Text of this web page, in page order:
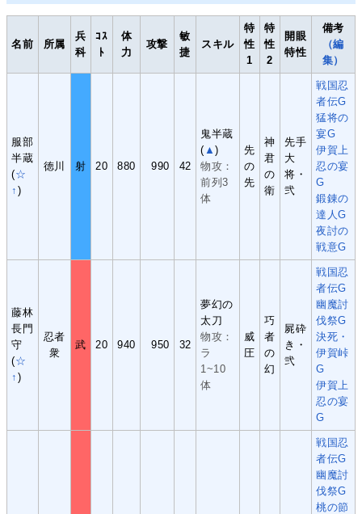
名前 所属
兵
科
ｺｽ
ﾄ
体
力
攻撃
敏
捷
スキル
特
性
1
特
性
2
開眼
特性
備考
（編
集）
服部
半蔵
(☆
↑ )
徳川 射 20 880 990 42
鬼半蔵
( ▲)
物攻：
前列3
体
先
の
先
神
君
の
衛
先手
大
将・
弐
戦国忍
者伝G
猛将の
宴G
伊賀上
忍の宴
G
鍛錬の
達人G
夜討の
戦意G
藤林
長門
守
(☆
↑ )
忍者
衆
武 20 940 950 32
夢幻の
太刀
物攻：
ラ
1~10
体
威
圧
巧
者
の
幻
屍砕
き・
弐
戦国忍
者伝G
幽魔討
伐祭G
決死・
伊賀峠
G
伊賀上
忍の宴
G
戦国忍
者伝G
幽魔討
伐祭G
桃の節